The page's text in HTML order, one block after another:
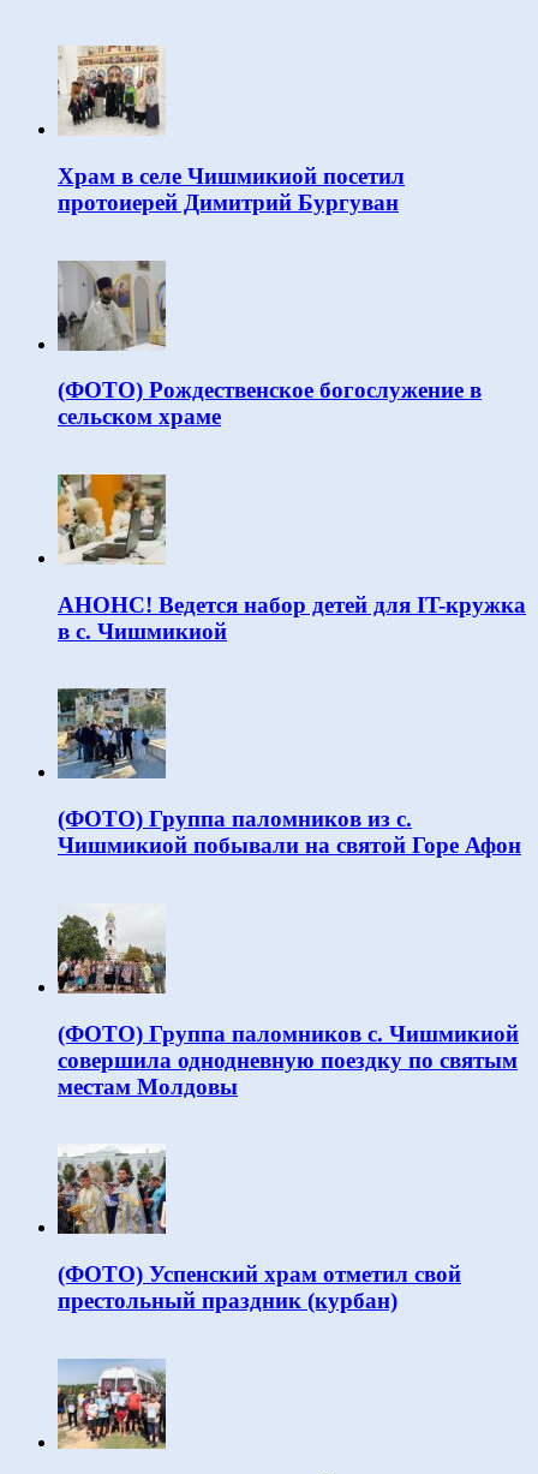
Храм в селе Чишмикиой посетил
протоиерей Димитрий Бургуван
(ФОТО) Рождественское богослужение в
сельском храме
АНОНС! Ведется набор детей для IT-кружка
в с. Чишмикиой
(ФОТО) Группа паломников из с.
Чишмикиой побывали на святой Горе Афон
(ФОТО) Группа паломников с. Чишмикиой
совершила однодневную поездку по святым
местам Молдовы
(ФОТО) Успенский храм отметил свой
престольный праздник (курбан)